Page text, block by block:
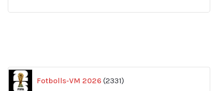
Fotbolls-VM 2026 2331
produkter